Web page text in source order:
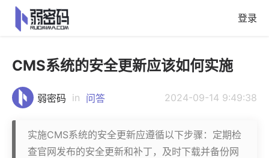
登录
CMS系统的安全更新应该如何实施
弱密码 in 问答 2024-09-14 9:49:38
实施CMS系统的安全更新应遵循以下步骤：定期检
查官网发布的安全更新和补丁，及时下载并备份网